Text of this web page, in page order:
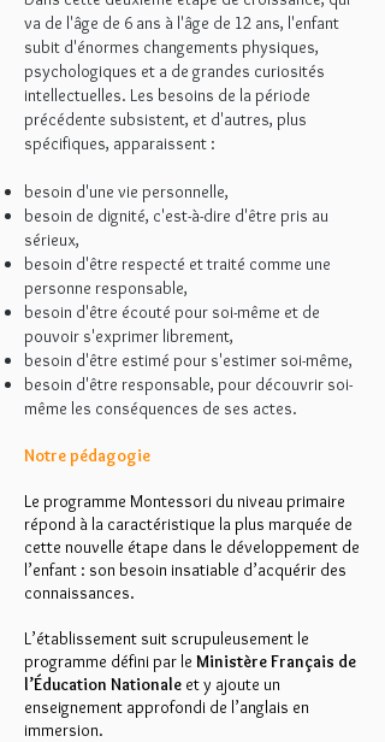
va de l'âge de 6 ans à l'âge de 12 ans, l'enfant
subit d'énormes changements physiques,
psychologiques et a de grandes curiosités
intellectuelles. Les besoins de la période
précédente subsistent, et d'autres, plus
spécifiques, apparaissent :
besoin d'une vie personnelle,
besoin de dignité, c'est-à-dire d'être pris au
sérieux,
besoin d'être respecté et traité comme une
personne responsable,
besoin d'être écouté pour soi-même et de
pouvoir s'exprimer librement,
besoin d'être estimé pour s'estimer soi-même,
besoin d'être responsable, pour découvrir soi-
même les conséquences de ses actes.
Notre pédagogie
Le programme Montessori du niveau primaire
répond à la caractéristique la plus marquée de
cette nouvelle étape dans le développement de
l’enfant : son besoin insatiable d’acquérir des
connaissances.
L’établissement suit scrupuleusement le
programme défini par le Ministère Français de
l’Éducation Nationale et y ajoute un
enseignement approfondi de l’anglais en
immersion.